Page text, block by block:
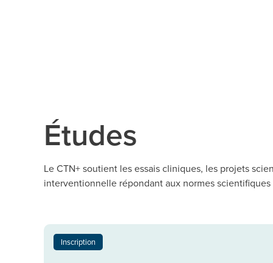
Études
Le CTN+ soutient les essais cliniques, les projets
interventionnelle répondant aux normes
Inscription